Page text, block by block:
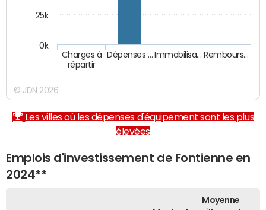
Charges à
répartir
Dépenses … Immobilisa… Rembours…
0k
25k
© JDN 2026
Les villes où les dépenses d'équipement sont les plus
élevées
Emplois d'investissement de Fontienne en
2024**
Moyenne